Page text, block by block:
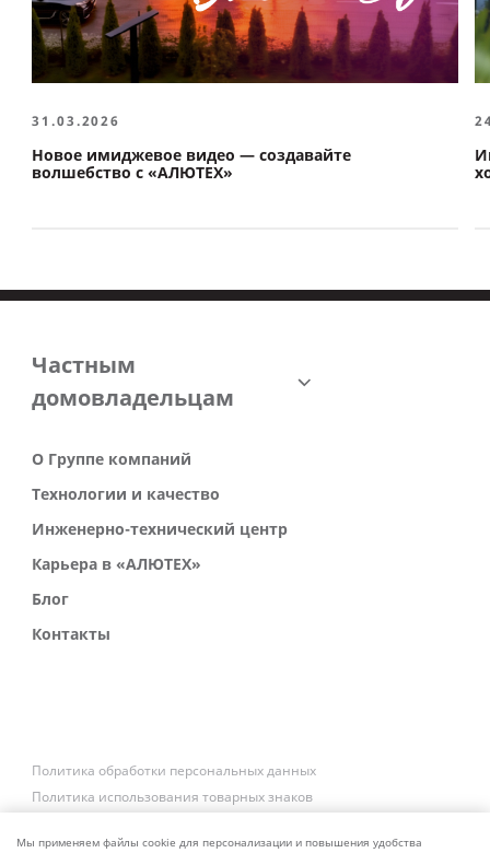
31.03.2026
Новое имиджевое видео — создавайте
волшебство с «АЛЮТЕХ»
Частным
домовладельцам
О Группе компаний
Технологии и качество
Инженерно-технический центр
Карьера в «АЛЮТЕХ»
Блог
Контакты
Политика обработки персональных данных
Политика использования товарных знаков
Мы применяем файлы cookie для персонализации и повышения удобства